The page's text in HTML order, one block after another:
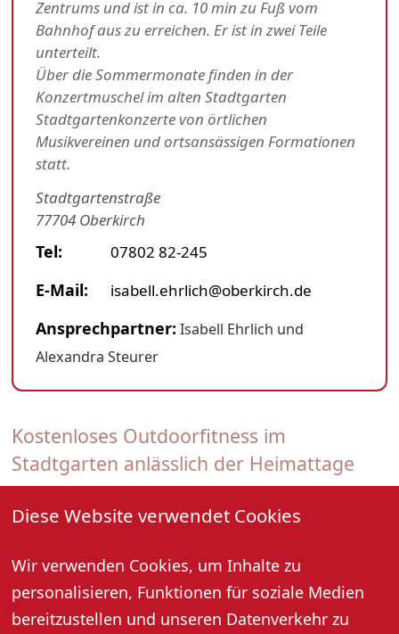
Diese Website verwendet Cookies
Wir verwenden Cookies, um Inhalte zu
personalisieren, Funktionen für soziale Medien
bereitzustellen und unseren Datenverkehr zu
Kostenloses Outdoorfitness im
Stadtgarten anlässlich der Heimattage
26. Juli 2026, 09:00 Uhr
das „grüne Wohnzimmer“ der Stadt. In der besonderen
Atmosphäre mit alten Bäumen, Wiesen und dem Teich
atmen wir tief durch und werden gemeinsam aktiv
Zentrums und ist in ca. 10 min zu Fuß vom
Bahnhof aus zu erreichen. Er ist in zwei Teile
unterteilt.
Über die Sommermonate finden in der
Konzertmuschel im alten Stadtgarten
Stadtgartenkonzerte von örtlichen
Musikvereinen und ortsansässigen Formationen
statt.
Stadtgartenstraße
77704 Oberkirch
Tel: 07802 82-245
E-Mail: isabell.ehrlich@oberkirch.de
Ansprechpartner: Isabell Ehrlich und
Alexandra Steurer